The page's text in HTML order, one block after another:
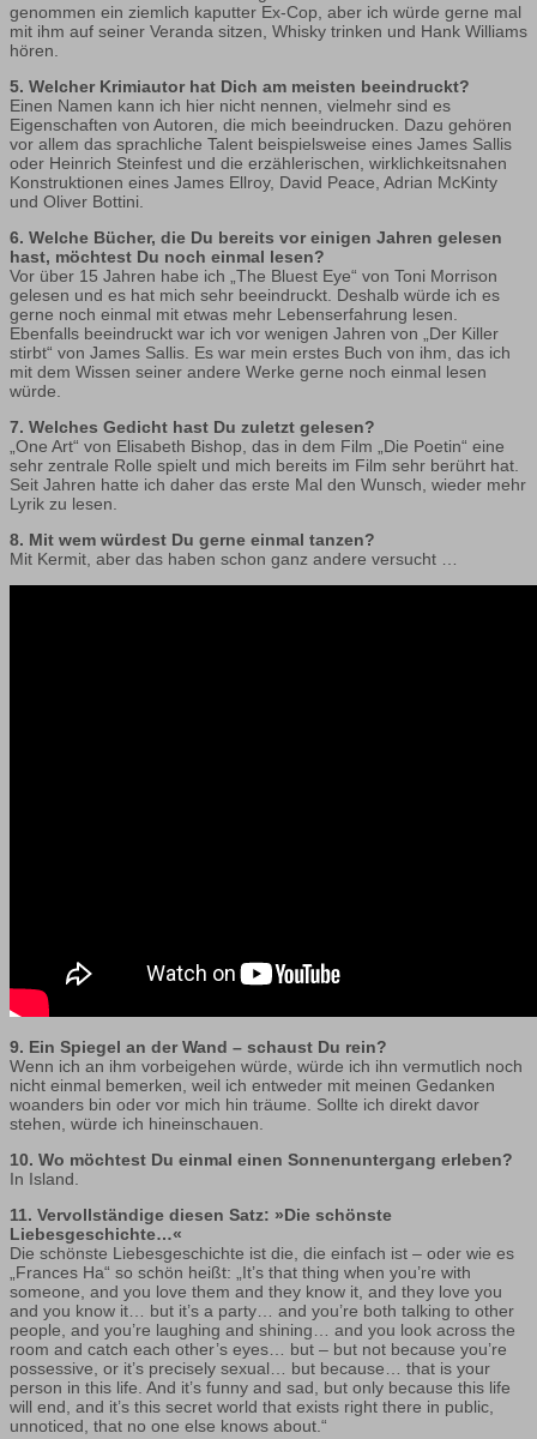
genommen ein ziemlich kaputter Ex-Cop, aber ich würde gerne mal
mit ihm auf seiner Veranda sitzen, Whisky trinken und Hank Williams
hören.
5. Welcher Krimiautor hat Dich am meisten beeindruckt?
Einen Namen kann ich hier nicht nennen, vielmehr sind es
Eigenschaften von Autoren, die mich beeindrucken. Dazu gehören
vor allem das sprachliche Talent beispielsweise eines James Sallis
oder Heinrich Steinfest und die erzählerischen, wirklichkeitsnahen
Konstruktionen eines James Ellroy, David Peace, Adrian McKinty
und Oliver Bottini.
6. Welche Bücher, die Du bereits vor einigen Jahren gelesen
hast, möchtest Du noch einmal lesen?
Vor über 15 Jahren habe ich „The Bluest Eye“ von Toni Morrison
gelesen und es hat mich sehr beeindruckt. Deshalb würde ich es
gerne noch einmal mit etwas mehr Lebenserfahrung lesen.
Ebenfalls beeindruckt war ich vor wenigen Jahren von „Der Killer
stirbt“ von James Sallis. Es war mein erstes Buch von ihm, das ich
mit dem Wissen seiner andere Werke gerne noch einmal lesen
würde.
7. Welches Gedicht hast Du zuletzt gelesen?
„One Art“ von Elisabeth Bishop, das in dem Film „Die Poetin“ eine
sehr zentrale Rolle spielt und mich bereits im Film sehr berührt hat.
Seit Jahren hatte ich daher das erste Mal den Wunsch, wieder mehr
Lyrik zu lesen.
8. Mit wem würdest Du gerne einmal tanzen?
Mit Kermit, aber das haben schon ganz andere versucht …
9. Ein Spiegel an der Wand – schaust Du rein?
Wenn ich an ihm vorbeigehen würde, würde ich ihn vermutlich noch
nicht einmal bemerken, weil ich entweder mit meinen Gedanken
woanders bin oder vor mich hin träume. Sollte ich direkt davor
stehen, würde ich hineinschauen.
10. Wo möchtest Du einmal einen Sonnenuntergang erleben?
In Island.
11. Vervollständige diesen Satz: »Die schönste
Liebesgeschichte…«
Die schönste Liebesgeschichte ist die, die einfach ist – oder wie es
„Frances Ha“ so schön heißt: „It’s that thing when you’re with
someone, and you love them and they know it, and they love you
and you know it… but it’s a party… and you’re both talking to other
people, and you’re laughing and shining… and you look across the
room and catch each other’s eyes… but – but not because you’re
possessive, or it’s precisely sexual… but because… that is your
person in this life. And it’s funny and sad, but only because this life
will end, and it’s this secret world that exists right there in public,
unnoticed, that no one else knows about.“